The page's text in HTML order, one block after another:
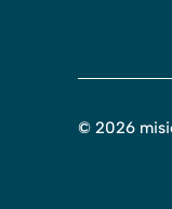
© 2026